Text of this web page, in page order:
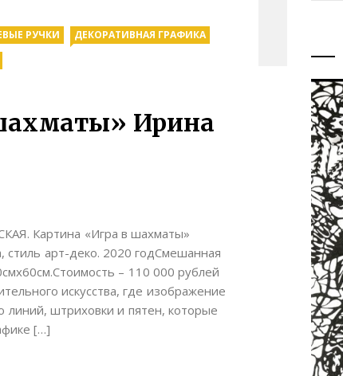
РУЧКИ
ДЕКОРАТИВНАЯ ГРАФИКА
Ирина
Картина «Игра в шахматы»
арт-деко. 2020 годСмешанная
– 110 000 рублей
искусства, где изображение
штриховки и пятен, которые
[…]